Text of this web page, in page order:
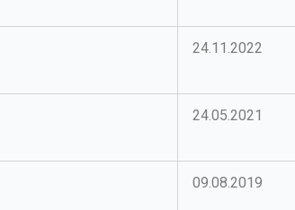
24.11.2022
24.05.2021
09.08.2019